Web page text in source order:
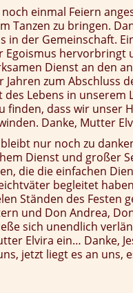
einmal Feiern
Tanzen zu bringen.
in der Gemeinschaft.
Egoismus
Dienst an den
Jahren zum Abschluss
des Lebens in
finden, dass wir
Danke, Mutter
bleibt nur noch zu
Dienst und großer
die die einfachen
begleitet
Ständen des Festen
und Don Andrea,
sich unendlich
Elvira ein… Danke,
jetzt liegt es an uns,